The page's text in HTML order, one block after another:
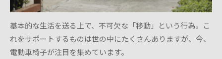
基本的な生活を送る上で、不可欠な「移動」という行為。こ
れをサポートするものは世の中にたくさんありますが、今、
電動車椅子が注目を集めています。